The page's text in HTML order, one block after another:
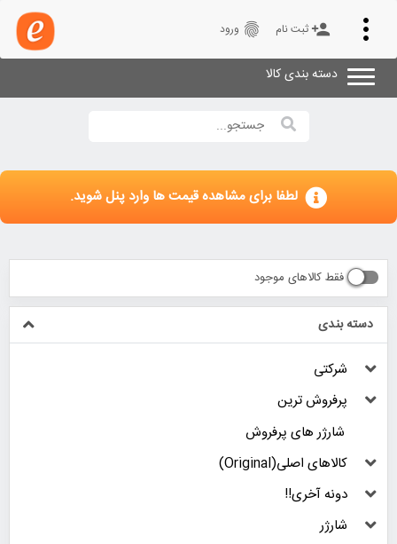
Toggle
navigation
person_add ثبت نام fingerprint ورود
دسته بندی کالا
لطفا برای مشاهده قیمت ها وارد پنل شوید.
فقط کالاهای موجود
دسته بندی
شرکتی
پرفروش ترین
شارژر های پرفروش
کالاهای اصلی(Original)
دونه آخری!!
شارژر